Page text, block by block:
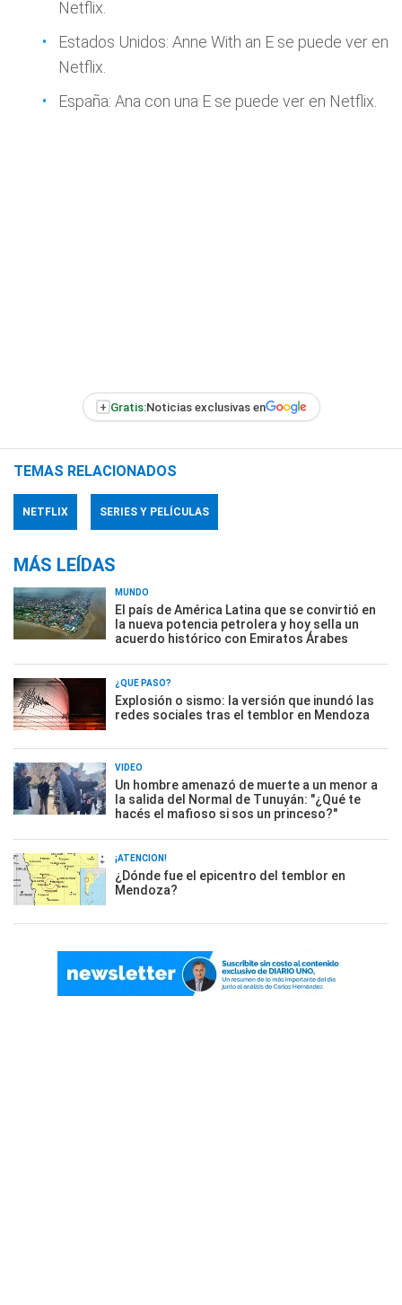
Netflix.
Estados Unidos: Anne With an E se puede ver en
Netflix.
España: Ana con una E se puede ver en Netflix.
+ Gratis:Noticias exclusivas en
TEMAS RELACIONADOS
NETFLIX SERIES Y PELÍCULAS
MÁS LEÍDAS
MUNDO
El país de América Latina que se convirtió en
la nueva potencia petrolera y hoy sella un
acuerdo histórico con Emiratos Árabes
¿QUÉ PASÓ?
Explosión o sismo: la versión que inundó las
redes sociales tras el temblor en Mendoza
VIDEO
Un hombre amenazó de muerte a un menor a
la salida del Normal de Tunuyán: "¿Qué te
hacés el mafioso si sos un princeso?"
¡ATENCIÓN!
¿Dónde fue el epicentro del temblor en
Mendoza?